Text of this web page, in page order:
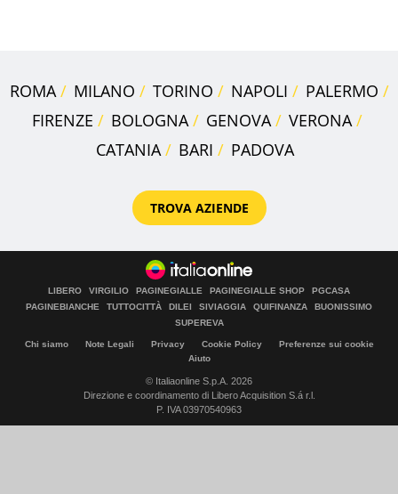
ROMA MILANO TORINO NAPOLI
PALERMO
FIRENZE
BOLOGNA GENOVA
VERONA
CATANIA
BARI PADOVA
TROVA AZIENDE
LIBERO VIRGILIO PAGINEGIALLE PAGINEGIALLE SHOP
PGCASA
PAGINEBIANCHE
TUTTOCITTÀ DILEI SIVIAGGIA QUIFINANZA
BUONISSIMO
SUPEREVA
Chi siamo Note Legali Privacy Cookie Policy
Preferenze sui cookie
Aiuto
© Italiaonline S.p.A. 2026
Direzione e coordinamento di Libero Acquisition S.á r.l.
P. IVA 03970540963